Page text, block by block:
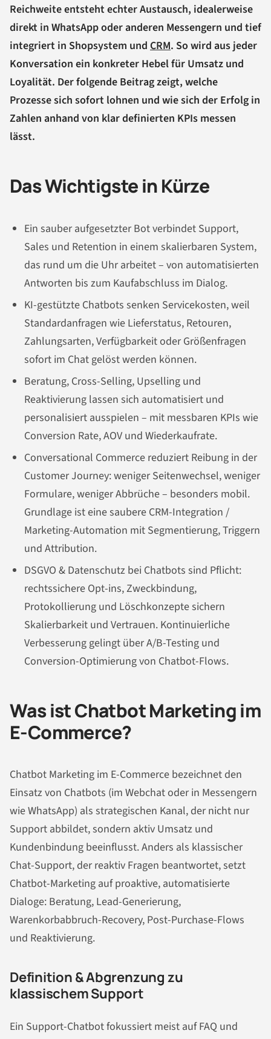
Reichweite entsteht echter Austausch, idealerweise
direkt in WhatsApp oder anderen Messengern und tief
integriert in Shopsystem und CRM. So wird aus jeder
Konversation ein konkreter Hebel für Umsatz und
Loyalität. Der folgende Beitrag zeigt, welche
Prozesse sich sofort lohnen und wie sich der Erfolg in
Zahlen anhand von klar definierten KPIs messen
lässt.
Das Wichtigste in Kürze
Ein sauber aufgesetzter Bot verbindet Support,
Sales und Retention in einem skalierbaren System,
das rund um die Uhr arbeitet – von automatisierten
Antworten bis zum Kaufabschluss im Dialog.
KI-gestützte Chatbots senken Servicekosten, weil
Standardanfragen wie Lieferstatus, Retouren,
Zahlungsarten, Verfügbarkeit oder Größenfragen
sofort im Chat gelöst werden können.
Beratung, Cross-Selling, Upselling und
Reaktivierung lassen sich automatisiert und
personalisiert ausspielen – mit messbaren KPIs wie
Conversion Rate, AOV und Wiederkaufrate.
Conversational Commerce reduziert Reibung in der
Customer Journey: weniger Seitenwechsel, weniger
Formulare, weniger Abbrüche – besonders mobil.
Grundlage ist eine saubere CRM-Integration /
Marketing-Automation mit Segmentierung, Triggern
und Attribution.
DSGVO & Datenschutz bei Chatbots sind Pflicht:
rechtssichere Opt-ins, Zweckbindung,
Protokollierung und Löschkonzepte sichern
Skalierbarkeit und Vertrauen. Kontinuierliche
Verbesserung gelingt über A/B-Testing und
Conversion-Optimierung von Chatbot-Flows.
Was ist Chatbot Marketing im
E-Commerce?
Chatbot Marketing im E-Commerce bezeichnet den
Einsatz von Chatbots (im Webchat oder in Messengern
wie WhatsApp) als strategischen Kanal, der nicht nur
Support abbildet, sondern aktiv Umsatz und
Kundenbindung beeinflusst. Anders als klassischer
Chat-Support, der reaktiv Fragen beantwortet, setzt
Chatbot-Marketing auf proaktive, automatisierte
Dialoge: Beratung, Lead-Generierung,
Warenkorbabbruch-Recovery, Post-Purchase-Flows
und Reaktivierung.
Definition & Abgrenzung zu
klassischem Support
Ein Support-Chatbot fokussiert meist auf FAQ und